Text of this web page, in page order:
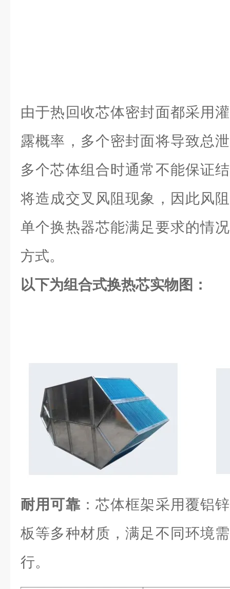
由于热回收芯体密封面都采用
露概率，多个密封面将导致总
多个芯体组合时通常不能保证
将造成交叉风阻现象，因此风
单个换热器芯能满足要求的情
方式。
以下为组合式换热芯实物图：
耐用可靠 ：芯体框架采用覆铝
板等多种材质，满足不同环境
行。